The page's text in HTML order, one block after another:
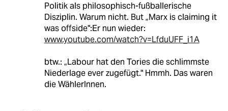
Politik als philosophisch-fußballerische
Disziplin. Warum nicht. But „Marx is claiming it
was offside":Er nun wieder:
www.youtube.com/watch?v=LfduUFF_i1A
btw.: „Labour hat den Tories die schlimmste
Niederlage ever zugefügt." Hmmh. Das waren
die WählerInnen.